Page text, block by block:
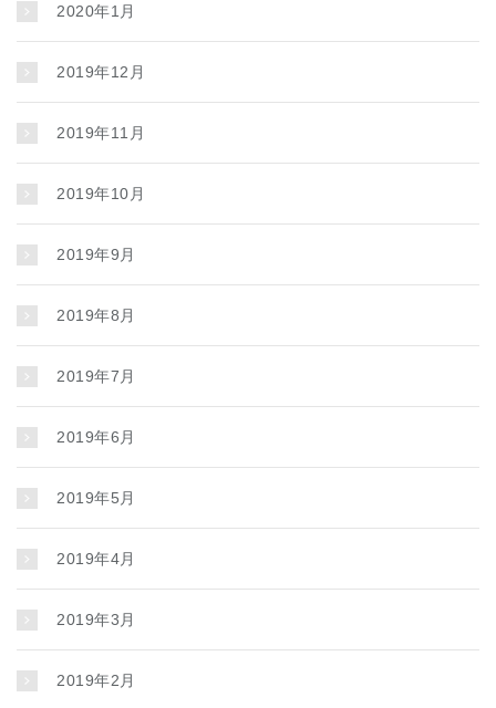
2020年1月
2019年12月
2019年11月
2019年10月
2019年9月
2019年8月
2019年7月
2019年6月
2019年5月
2019年4月
2019年3月
2019年2月